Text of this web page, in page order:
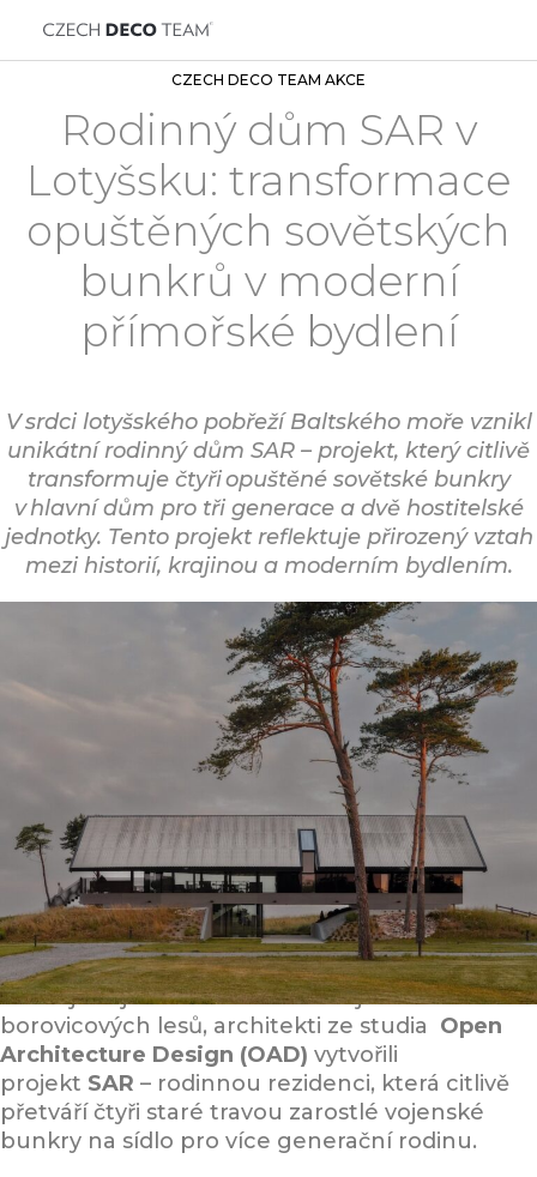
CZECH DECO TEAM AKCE
Rodinný dům SAR v
Lotyšsku: transformace
opuštěných sovětských
bunkrů v moderní
přímořské bydlení
V srdci lotyšského pobřeží Baltského moře vznikl
unikátní rodinný dům SAR – projekt, který citlivě
transformuje čtyři opuštěné sovětské bunkry
v hlavní dům pro tři generace a dvě hostitelské
jednotky. Tento projekt reflektuje přirozený vztah
mezi historií, krajinou a moderním bydlením.
Rodinný dům SAR – přímořský
domov v krajině s historií
Na lotyšském pobřeží, kde silné severní větry
formují krajinu a rovnováhu zdejších
borovicových lesů, architekti ze studia Open
Architecture Design (OAD) vytvořili
projekt SAR – rodinnou rezidenci, která citlivě
přetváří čtyři staré travou zarostlé vojenské
bunkry na sídlo pro více generační rodinu.